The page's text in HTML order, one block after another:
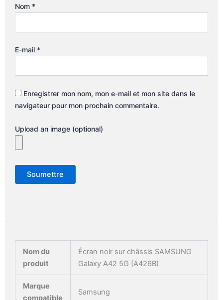
Nom *
E-mail *
Enregistrer mon nom, mon e-mail et mon site dans le
navigateur pour mon prochain commentaire.
Upload an image (optional)
Nom du
produit
Écran noir sur châssis SAMSUNG
Galaxy A42 5G (A426B)
Marque
compatible
Samsung